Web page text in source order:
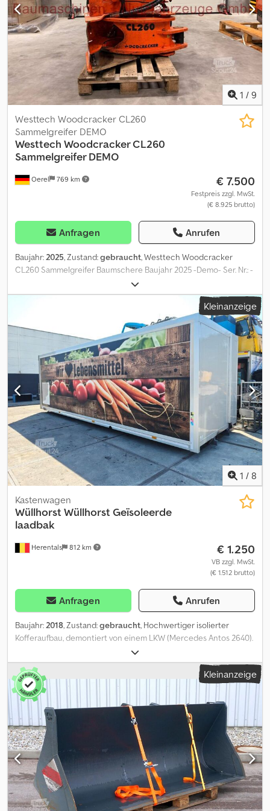
1 / 9
Oerel 769 km
Westtech Woodcracker CL260
Sammelgreifer DEMO
Westtech Woodcracker CL260
Sammelgreifer DEMO
€ 7.500
Festpreis zzgl. MwSt.
(€ 8.925 brutto)
Anfragen Anrufen
Baujahr:2025, Zustand:gebraucht, Westtech Woodcracker
CL260 Sammelgreifer Baumschere Baujahr 2025 -Demo- Ser. Nr.: -
Schneiddurchmesser Weichholz ca. 320 mm -
Schneiddurchmesser Hartholz ca. 260 mm - Greiferöffnung =
Scherenöffnung ca. 760 mm - Empfohlene Literleistung
Hauptkreis ca. 50-100 l/min. - Empfohlener Betriebsdruck ca. 280
bar - für Trägergeräte von ca. 6 bis 14 to. - Einsatzgewicht ca. 360
kg (ohne Adapterplatte) - inkl. Sammelgreifer - inkl. Schlauchsatz
Csdpfxozp Dcfj Acgsrf - inkl. Aufnahme MS08 Lieferung per
Spedition möglich, die Kosten müssen vom Käufer übernommen
werden. Änderungen/ Irrtümer/ Zwischenverkauf vorbehalten =
Weitere Informationen = Neu: Nein Teil geeignet für:
Verwendungszweck Forstwirtschaft Wenden Sie sich an Jens
Schlüter, um weitere Informationen zu erhalten.
Kleinanzeige
1 / 8
Herentals 812 km
Kastenwagen
Wüllhorst Wüllhorst Geïsoleerde
laadbak
€ 1.250
VB zzgl. MwSt.
(€ 1.512 brutto)
Anfragen Anrufen
Baujahr:2018, Zustand:gebraucht, Hochwertiger isolierter
Kofferaufbau, demontiert von einem LKW (Mercedes Antos 2640).
Geeignet zur Wiederverwendung als Kühlaufbau, mobiler
Lagerraum, Werkstatt oder für Umbauprojekte. Dank der
hochwertigen Isolierung eignet sich der Aufbau für zahlreiche
professionelle Einsatzbereiche. Technische Daten: Hersteller:
Wüllhorst Baujahr: 2018 Laderaum: Länge: 7,6 Meter Breite: 2,48
Meter Höhe: 2,20 Meter Über Cevoman: ✔ Mehr als 45 Jahre
Erfahrung mit LKW und Nutzfahrzeugen ✔ Technisch geprüft in
unserer eigenen Werkstatt ✔ Spezialist für MAN LKW, Ladekrane
und Containersysteme ✔ COP-zertifiziert ✔ Erfahrung im
weltweiten Export ✔ Persönlicher Service und professionelle
Beratung Cjdjzp Hrvopfx Acgerf Gewicht: 3500 kg = Weitere
Informationen = Allgemeine Informationen Baujahr: 2018 Neu:
Nein Modelljahr: 2018 Farbe: Silber Typennummer: / Thermobox –
Kleinanzeige